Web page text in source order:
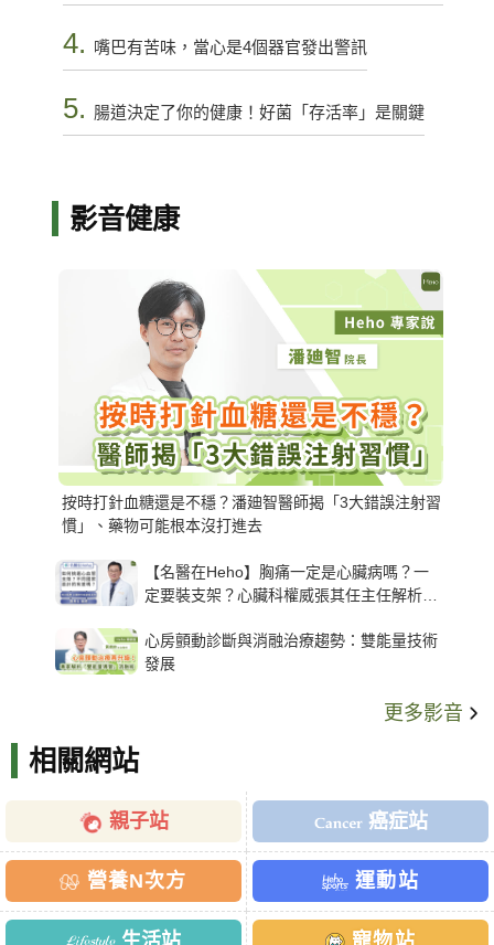
4. 嘴巴有苦味，當心是4個器官發出警訊
5. 腸道決定了你的健康！好菌「存活率」是關鍵
影音健康
按時打針血糖還是不穩？潘廸智醫師揭「3大錯誤注射習
慣」、藥物可能根本沒打進去
【名醫在Heho】胸痛一定是心臟病嗎？一
定要裝支架？心臟科權威張其任主任解析支
心房顫動診斷與消融治療趨勢：雙能量技術
發展
更多影音
相關網站
親子站 癌症站
營養N次方 運動站